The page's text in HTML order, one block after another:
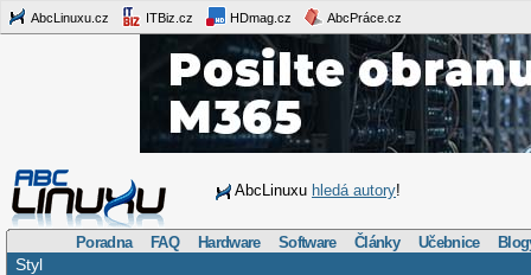
AbcLinuxu.cz ITBiz.cz HDmag.cz AbcPráce.cz
AbcLinuxu hledá autory!
Poradna FAQ Hardware Software Články Učebnice
Styl